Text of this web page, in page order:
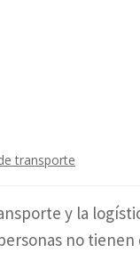
transporte
y la
no